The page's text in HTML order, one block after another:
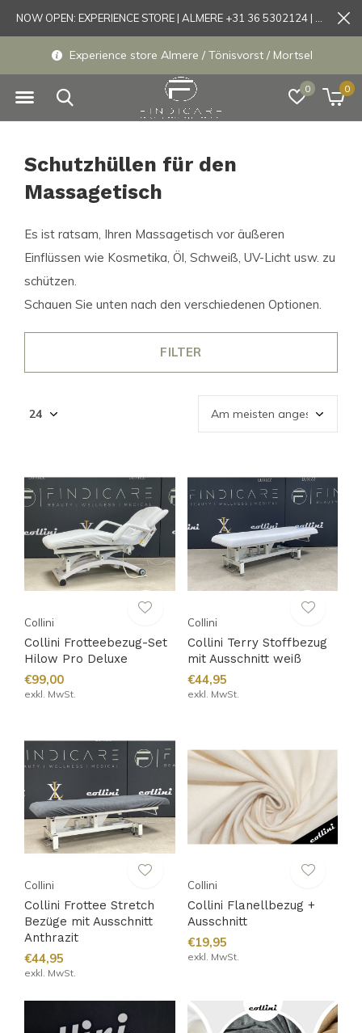
0 0
Experience store Almere / Tönisvorst / Mortsel
Schutzhüllen für den
Massagetisch
Es ist ratsam, Ihren Massagetisch vor äußeren
Einflüssen wie Kosmetika, Öl, Schweiß, UV-Licht usw. zu
schützen.
Schauen Sie unten nach den verschiedenen Optionen.
FILTER
Collini
Collini Frotteebezug-Set
Hilow Pro Deluxe
€99,00
exkl. MwSt.
Collini
Collini Terry Stoffbezug
mit Ausschnitt weiß
€44,95
exkl. MwSt.
Collini
Collini Frottee Stretch
Bezüge mit Ausschnitt
Anthrazit
€44,95
exkl. MwSt.
Collini
Collini Flanellbezug +
Ausschnitt
€19,95
exkl. MwSt.